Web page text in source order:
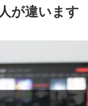
が違います